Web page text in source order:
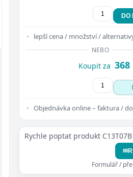
DO
lepší cena / množství /
NEBO
Koupit za 368
Objednávka online – faktura /
Rychle poptat produkt
✉
Formulář /